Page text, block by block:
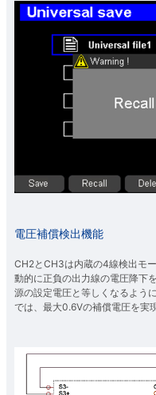
電圧補償検出機能
CH2とCH3は内蔵の4線検出モ
動的に正負の出力線の電圧降下
源の設定電圧と等しくなるよう
では、最大0.6Vの補償電圧を実